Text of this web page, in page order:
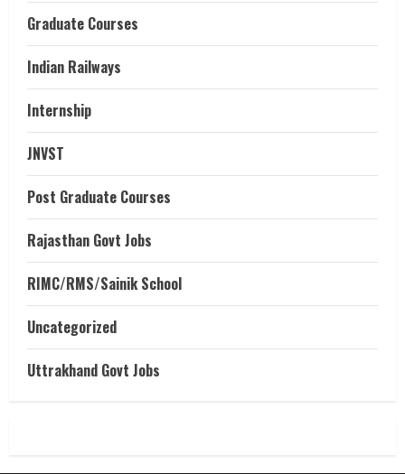
Graduate Courses
Indian Railways
Internship
JNVST
Post Graduate Courses
Rajasthan Govt Jobs
RIMC/RMS/Sainik School
Uncategorized
Uttrakhand Govt Jobs